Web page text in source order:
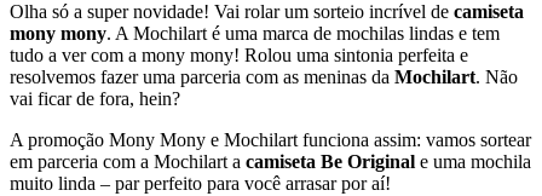
Olha só a super novidade! Vai rolar um sorteio incrível de camiseta
mony mony. A Mochilart é uma marca de mochilas lindas e tem
tudo a ver com a mony mony! Rolou uma sintonia perfeita e
resolvemos fazer uma parceria com as meninas da Mochilart. Não
vai ficar de fora, hein?
A promoção Mony Mony e Mochilart funciona assim: vamos sortear
em parceria com a Mochilart a camiseta Be Original e uma mochila
muito linda – par perfeito para você arrasar por aí!